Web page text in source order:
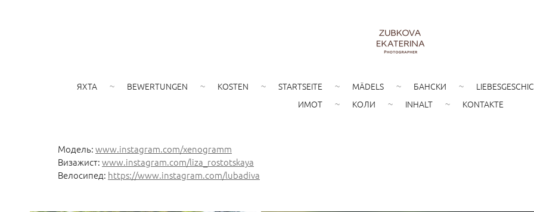
ЯХТА BEWERTUNGEN KOSTEN STARTSEITE MÄDELS БАНСКИ
ИМОТ
КОЛИ INHALT KONTAKTE
Модель:www.instagram.com/xenogramm
Визажист:www.instagram.com/liza_rostotskaya
Велосипед: https://www.instagram.com/lubadiva